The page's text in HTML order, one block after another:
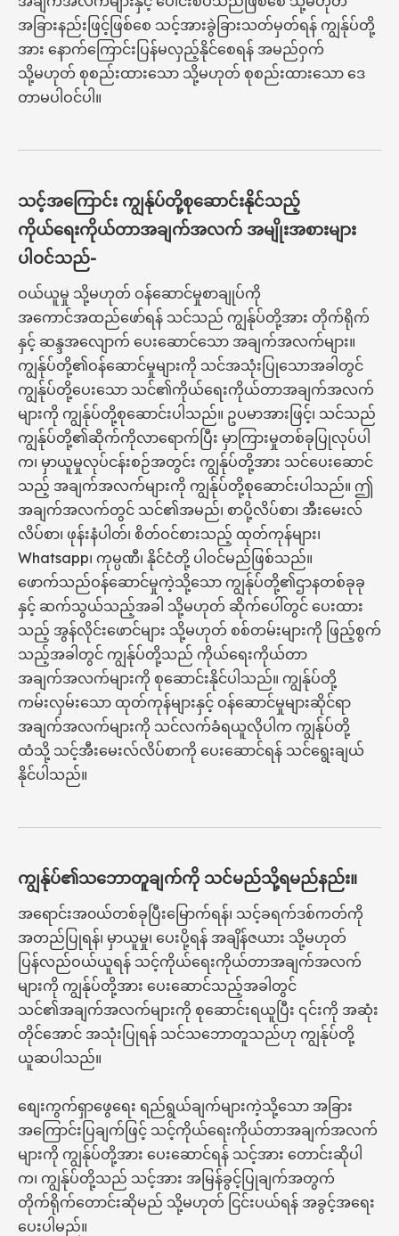
အခြားနည်းဖြင့်ဖြစ်စေ သင့်အားခွဲခြားသတ်မှတ်ရန် ကျွန်ုပ်တို့
အား နောက်ကြောင်းပြန်မလှည့်နိုင်စေရန် အမည်ဝှက်
သို့မဟုတ် စုစည်းထားသော သို့မဟုတ် စုစည်းထားသော ဒေ
တာမပါဝင်ပါ။
သင့်အကြောင်း ကျွန်ုပ်တို့စုဆောင်းနိုင်သည့်
ကိုယ်ရေးကိုယ်တာအချက်အလက် အမျိုးအစားများ
ပါဝင်သည်-
ဝယ်ယူမှု သို့မဟုတ် ဝန်ဆောင်မှုစာချုပ်ကို
အကောင်အထည်ဖော်ရန် သင်သည် ကျွန်ုပ်တို့အား တိုက်ရိုက်
နှင့် ဆန္ဒအလျောက် ပေးဆောင်သော အချက်အလက်များ။
ကျွန်ုပ်တို့၏ဝန်ဆောင်မှုများကို သင်အသုံးပြုသောအခါတွင်
ကျွန်ုပ်တို့ပေးသော သင်၏ကိုယ်ရေးကိုယ်တာအချက်အလက်
များကို ကျွန်ုပ်တို့စုဆောင်းပါသည်။ ဥပမာအားဖြင့်၊ သင်သည်
ကျွန်ုပ်တို့၏ဆိုက်ကိုလာရောက်ပြီး မှာကြားမှုတစ်ခုပြုလုပ်ပါ
က၊ မှာယူမှုလုပ်ငန်းစဉ်အတွင်း ကျွန်ုပ်တို့အား သင်ပေးဆောင်
သည့် အချက်အလက်များကို ကျွန်ုပ်တို့စုဆောင်းပါသည်။ ဤ
အချက်အလက်တွင် သင်၏အမည်၊ စာပို့လိပ်စာ၊ အီးမေးလ်
လိပ်စာ၊ ဖုန်းနံပါတ်၊ စိတ်ဝင်စားသည့် ထုတ်ကုန်များ၊
Whatsapp၊ ကုမ္ပဏီ၊ နိုင်ငံတို့ ပါဝင်မည်ဖြစ်သည်။
ဖောက်သည်ဝန်ဆောင်မှုကဲ့သို့သော ကျွန်ုပ်တို့၏ဌာနတစ်ခုခု
နှင့် ဆက်သွယ်သည့်အခါ သို့မဟုတ် ဆိုက်ပေါ်တွင် ပေးထား
သည့် အွန်လိုင်းဖောင်များ သို့မဟုတ် စစ်တမ်းများကို ဖြည့်စွက်
သည့်အခါတွင် ကျွန်ုပ်တို့သည် ကိုယ်ရေးကိုယ်တာ
အချက်အလက်များကို စုဆောင်းနိုင်ပါသည်။ ကျွန်ုပ်တို့
ကမ်းလှမ်းသော ထုတ်ကုန်များနှင့် ဝန်ဆောင်မှုများဆိုင်ရာ
အချက်အလက်များကို သင်လက်ခံရယူလိုပါက ကျွန်ုပ်တို့
ထံသို့ သင့်အီးမေးလ်လိပ်စာကို ပေးဆောင်ရန် သင်ရွေးချယ်
နိုင်ပါသည်။
ကျွန်ုပ်၏သဘောတူချက်ကို သင်မည်သို့ရမည်နည်း။
အရောင်းအ၀ယ်တစ်ခုပြီးမြောက်ရန်၊ သင့်ခရက်ဒစ်ကတ်ကို
အတည်ပြုရန်၊ မှာယူမှု၊ ပေးပို့ရန် အချိန်ဇယား သို့မဟုတ်
ပြန်လည်ဝယ်ယူရန် သင့်ကိုယ်ရေးကိုယ်တာအချက်အလက်
များကို ကျွန်ုပ်တို့အား ပေးဆောင်သည့်အခါတွင်
သင်၏အချက်အလက်များကို စုဆောင်းရယူပြီး ၎င်းကို အဆုံး
တိုင်အောင် အသုံးပြုရန် သင်သဘောတူသည်ဟု ကျွန်ုပ်တို့
ယူဆပါသည်။
စျေးကွက်ရှာဖွေရေး ရည်ရွယ်ချက်များကဲ့သို့သော အခြား
အကြောင်းပြချက်ဖြင့် သင့်ကိုယ်ရေးကိုယ်တာအချက်အလက်
များကို ကျွန်ုပ်တို့အား ပေးဆောင်ရန် သင့်အား တောင်းဆိုပါ
က၊ ကျွန်ုပ်တို့သည် သင့်အား အမြန်ခွင့်ပြုချက်အတွက်
တိုက်ရိုက်တောင်းဆိုမည် သို့မဟုတ် ငြင်းပယ်ရန် အခွင့်အရေး
ပေးပါမည်။